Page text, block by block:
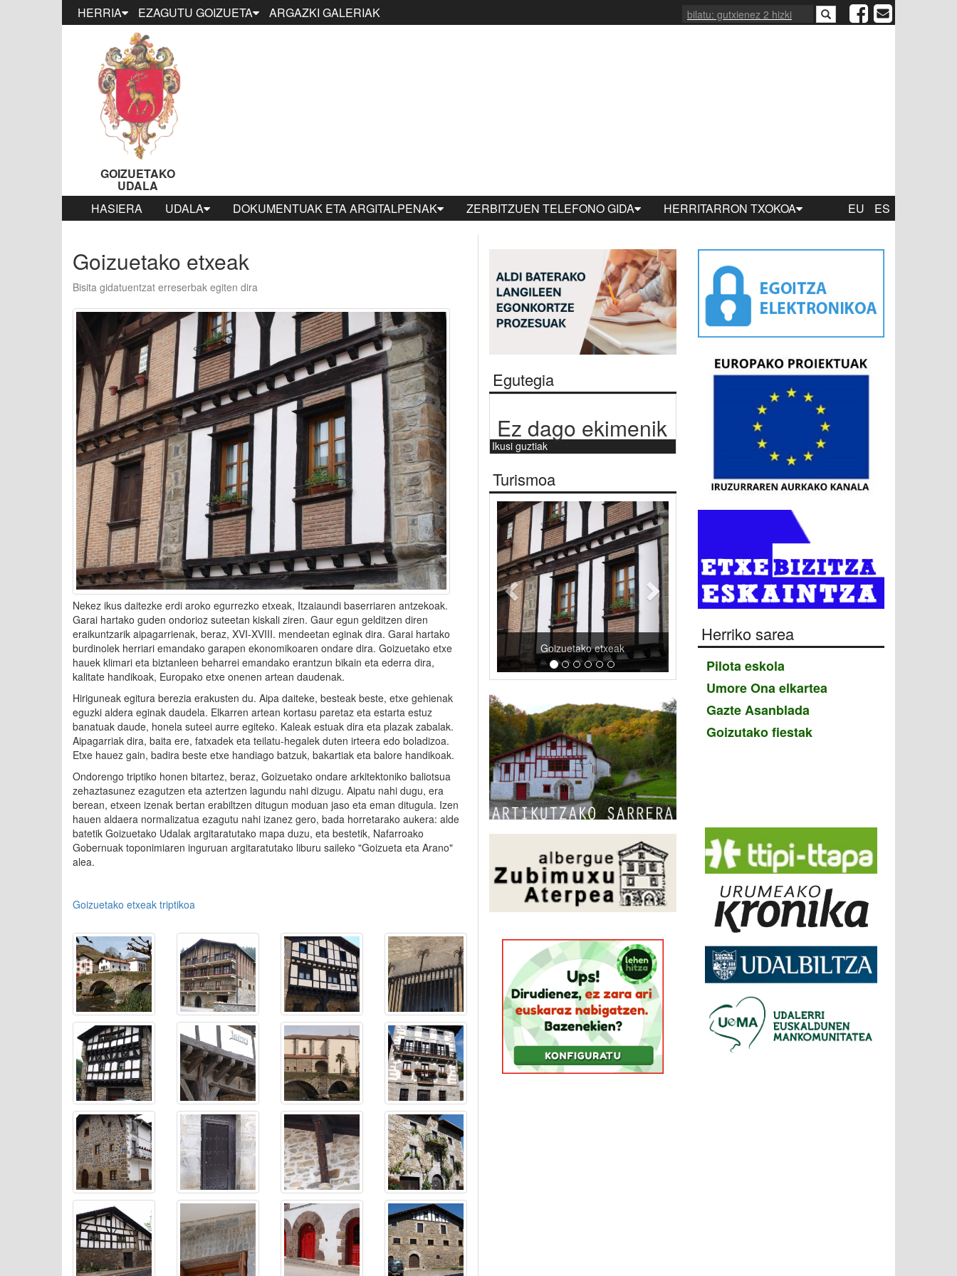
HERRIA EZAGUTU GOIZUETA ARGAZKI GALERIAK
GOIZUETAKO
UDALA
HASIERA
UDALA DOKUMENTUAK ETA ARGITALPENAK ZERBITZUEN TELEFONO GIDA HERRITARRON TXOKOA EU ES
Goizuetako etxeak
Bisita gidatuentzat erreserbak egiten dira
Nekez ikus daitezke erdi aroko egurrezko etxeak, Itzaiaundi baserriaren antzekoak.
Garai hartako guden ondorioz suteetan kiskali ziren. Gaur egun gelditzen diren
eraikuntzarik aipagarrienak, beraz, XVI-XVIII. mendeetan eginak dira. Garai hartako
burdinolek herriari emandako garapen ekonomikoaren ondare dira. Goizuetako etxe
hauek klimari eta biztanleen beharrei emandako erantzun bikain eta ederra dira,
kalitate handikoak, Europako etxe onenen artean daudenak.
Hiriguneak egitura berezia erakusten du. Aipa daiteke, besteak beste, etxe gehienak
eguzki aldera eginak daudela. Elkarren artean kortasu paretaz eta estarta estuz
banatuak daude, honela suteei aurre egiteko. Kaleak estuak dira eta plazak zabalak.
Aipagarriak dira, baita ere, fatxadek eta teilatu-hegalek duten irteera edo boladizoa.
Etxe hauez gain, badira beste etxe handiago batzuk, bakartiak eta balore handikoak.
Ondorengo triptiko honen bitartez, beraz, Goizuetako ondare arkitektoniko baliotsua
zehaztasunez ezagutzen eta aztertzen lagundu nahi dizugu. Aipatu nahi dugu, era
berean, etxeen izenak bertan erabiltzen ditugun moduan jaso eta eman ditugula. Izen
hauen aldaera normalizatua ezagutu nahi izanez gero, bada horretarako aukera: alde
batetik Goizuetako Udalak argitaratutako mapa duzu, eta bestetik, Nafarroako
Gobernuak toponimiaren inguruan argitaratutako liburu saileko "Goizueta eta Arano"
alea.
Goizuetako etxeak triptikoa
Egutegia
Ez dago ekimenik
Ikusi guztiak
Turismoa
Goizuetako etxeak Belako joareak
Aurrekoa Hurrengoa
Herriko sarea
Pilota eskola
Umore Ona elkartea
Gazte Asanblada
Goizutako fiestak